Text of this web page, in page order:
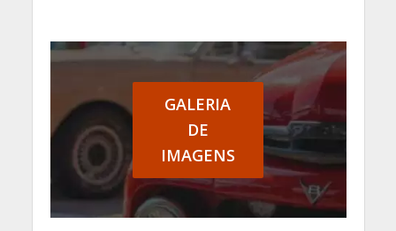
GALERIA
DE
IMAGENS